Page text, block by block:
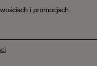
i promocjach.